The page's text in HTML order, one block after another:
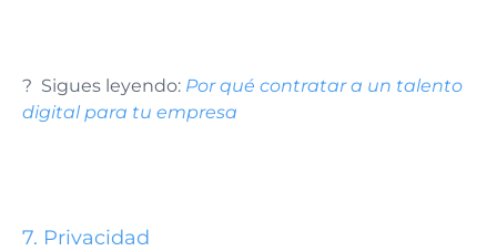
? Sigues leyendo: Por qué contratar a un talento
digital para tu empresa
7. Privacidad